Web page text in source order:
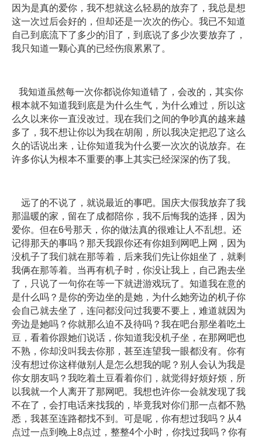
因为是真的爱你，我不想就这么轻易的放弃了，我总是想
这一次过后会好的，但却还是一次次的伤心。我已不知道
自己到底流下了多少的泪了，到底说了多少次要放弃了，
我只知道一颗心真的已经伤痕累累了。
我知道虽然每一次你都说你知道错了，会改的，其实你
根本就不知道我到底是为什么生气，为什么难过，所以这
么久以来你一直没改过。现在我们之间的争吵真的越来越
多了，我不想让你以为我在胡闹，所以我决定把忍了这么
久的话说出来，让你知道我为什么要一次次的说放弃。在
许多你认为根本不重要的事上其实已经深深的伤了我。
远了的不说了，就说最近的事吧。国庆大假我放弃了我
那温暖的家，留在了成都陪你，我不后悔我的选择，因为
爱你。但在6号那天，你的做法真的很难让人不乱想。还
记得那天的事吗？那天我跟你还有你姐到网吧上网，因为
没机子了我们就在那等着，后来我们先让你姐坐了，就剩
我俩在那等着。当再有机子时，你没让我上，自己跑去坐
了，只说了一句你在等一下就进游戏玩了。知道我在意的
是什么吗？是你的旁边坐的是她，为什么她旁边的机子你
会自己就去坐了，连问都没问过我要不要上，难道就因为
旁边是她吗？你就那么迫不及待吗？我在吧台那坐着吃土
豆，看着你跟她们说话，你知道我没机子坐，在那网吧也
不熟，你却没叫我去你那，甚至连望我一眼都没有。你有
没有想过你这样做别人是怎么想我的呢？别人会认为我是
你女朋友吗？我吃着土豆看着你们，就觉得好烦好烦，所
以我就一个人离开了那网吧。我想也许你一会就发现了我
不在了，会打电话来找我的，毕竟我对你们那一点都不熟
悉，我甚至连路都找不到。可是呢，你有想过我吗？从4
点过一点到晚上8点过，整整4个小时，你找过我吗？你有